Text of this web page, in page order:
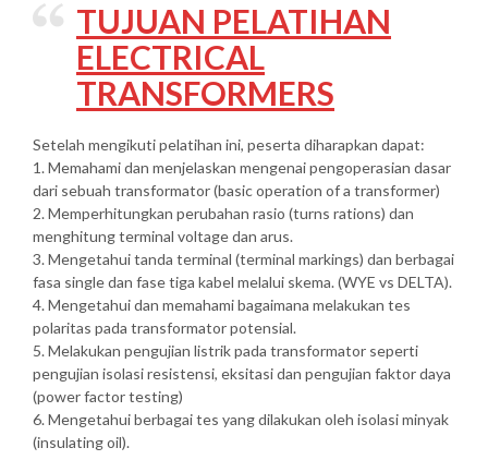
TUJUAN PELATIHAN
ELECTRICAL
TRANSFORMERS
Setelah mengikuti pelatihan ini, peserta diharapkan dapat:
1. Memahami dan menjelaskan mengenai pengoperasian dasar
dari sebuah transformator (basic operation of a transformer)
2. Memperhitungkan perubahan rasio (turns rations) dan
menghitung terminal voltage dan arus.
3. Mengetahui tanda terminal (terminal markings) dan berbagai
fasa single dan fase tiga kabel melalui skema. (WYE vs DELTA).
4. Mengetahui dan memahami bagaimana melakukan tes
polaritas pada transformator potensial.
5. Melakukan pengujian listrik pada transformator seperti
pengujian isolasi resistensi, eksitasi dan pengujian faktor daya
(power factor testing)
6. Mengetahui berbagai tes yang dilakukan oleh isolasi minyak
(insulating oil).